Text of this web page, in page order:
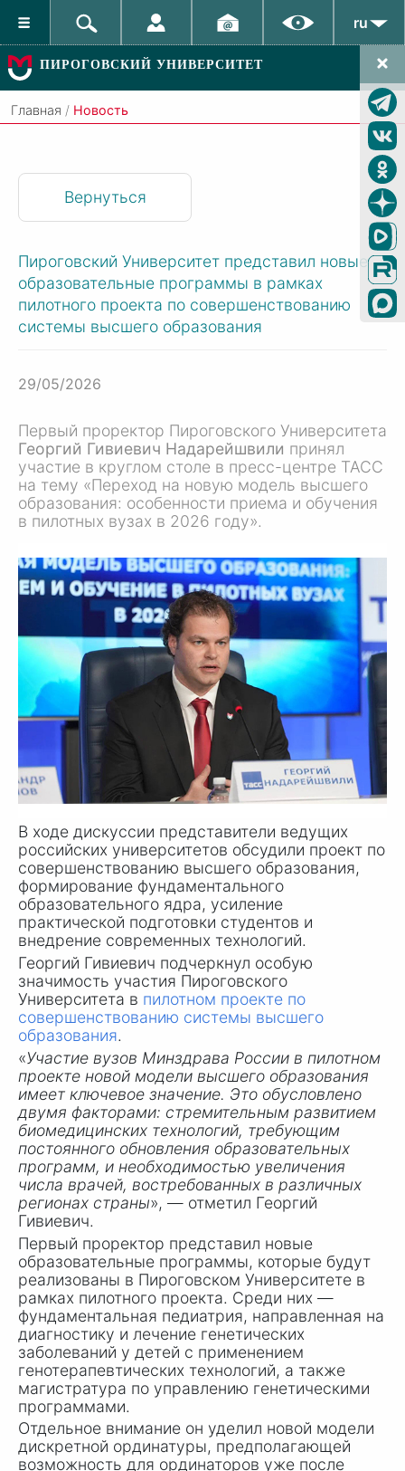
ru
ПИРОГОВСКИЙ УНИВЕРСИТЕТ
Главная / Новость
Пироговский Университет представил новые
образовательные программы в рамках
пилотного проекта по совершенствованию
системы высшего образования
29/05/2026
Первый проректор Пироговского Университета
Георгий Гивиевич Надарейшвили принял
участие в круглом столе в пресс-центре ТАСС
на тему «Переход на новую модель высшего
образования: особенности приема и обучения
в пилотных вузах в 2026 году».
В ходе дискуссии представители ведущих
российских университетов обсудили проект по
совершенствованию высшего образования,
формирование фундаментального
образовательного ядра, усиление
практической подготовки студентов и
внедрение современных технологий.
Георгий Гивиевич подчеркнул особую
значимость участия Пироговского
Университета в пилотном проекте по
совершенствованию системы высшего
образования.
«Участие вузов Минздрава России в пилотном
проекте новой модели высшего образования
имеет ключевое значение. Это обусловлено
двумя факторами: стремительным развитием
биомедицинских технологий, требующим
постоянного обновления образовательных
программ, и необходимостью увеличения
числа врачей, востребованных в различных
регионах страны», — отметил Георгий
Гивиевич.
Первый проректор представил новые
образовательные программы, которые будут
реализованы в Пироговском Университете в
рамках пилотного проекта. Среди них —
фундаментальная педиатрия, направленная на
диагностику и лечение генетических
заболеваний у детей с применением
генотерапевтических технологий, а также
магистратура по управлению генетическими
программами.
Отдельное внимание он уделил новой модели
дискретной ординатуры, предполагающей
возможность для ординаторов уже после
Вернуться